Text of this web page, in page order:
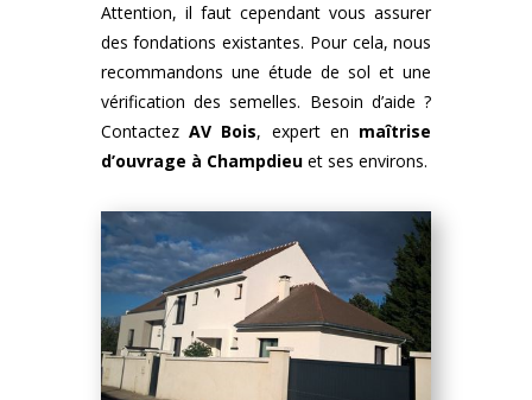
Attention, il faut cependant vous assurer
des fondations existantes. Pour cela, nous
recommandons une étude de sol et une
vérification des semelles. Besoin d’aide ?
ContactezAV Bois, expert en maîtrise
d’ouvrage à Champdieuet ses environs.